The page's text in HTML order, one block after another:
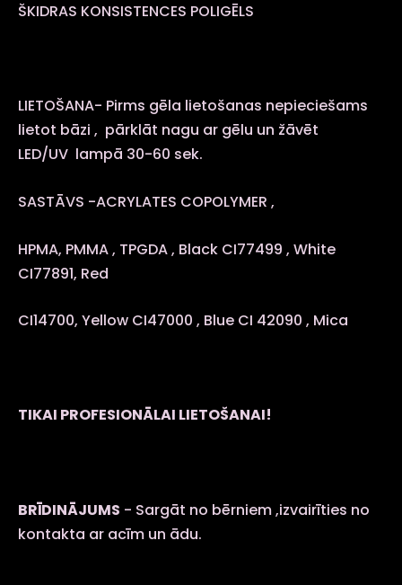
ŠKIDRAS KONSISTENCES POLIGĒLS
LIETOŠANA- Pirms gēla lietošanas nepieciešams
lietot bāzi , pārklāt nagu ar gēlu un žāvēt
LED/UV lampā 30-60 sek.
SASTĀVS -ACRYLATES COPOLYMER ,
HPMA, PMMA , TPGDA , Black CI77499 , White
CI77891, Red
CI14700, Yellow CI47000 , Blue CI 42090 , Mica
TIKAI PROFESIONĀLAI LIETOŠANAI!
BRĪDINĀJUMS - Sargāt no bērniem ,izvairīties no
kontakta ar acīm un ādu.